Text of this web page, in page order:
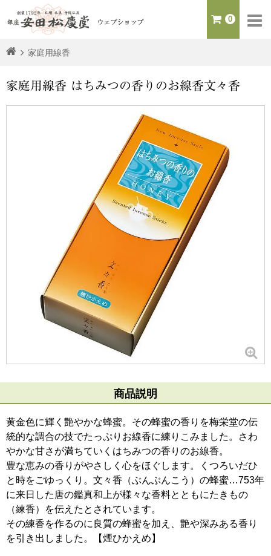
ウェブショップ 0
家庭用線香
家庭用線香 はちみつの香りのお線香文々香
商品説明
黄金色に輝く艶やかな蜂蜜。その蜂蜜の香りを梅栄堂の伝
統的な調合の技でたっぷりお線香に練りこみました。さわ
やかな甘さが満ちていくはちみつの香りのお線香。
豊な恵みの香りがやさしく心をほぐします。くつろいだひ
と時をごゆっくり。文々香（ぶんぶんこう）の蜂蜜…753年
に来日した唐の鑑真和上が様々な香料とともにたきもの
（練香）を伝えたとされています。
その練香を作るのに良質の蜂蜜を加え、艶や深みある香り
を引き出しました。【煙ひかえめ】